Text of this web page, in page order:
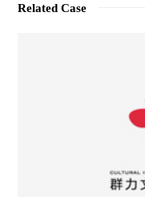
Related Case